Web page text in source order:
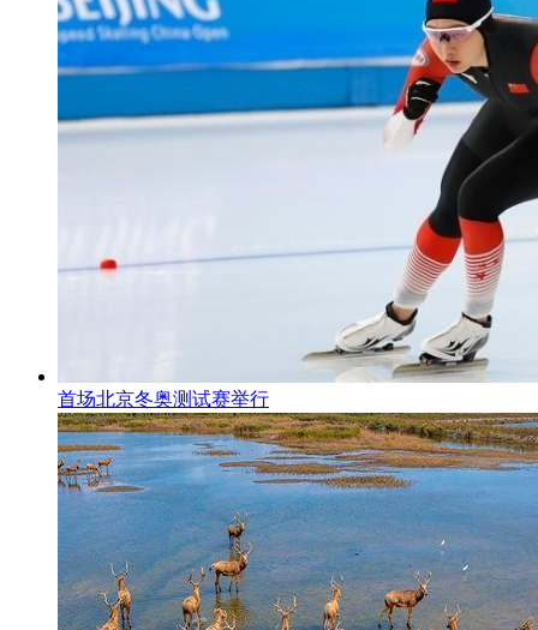
首场北京冬奥测试赛举行